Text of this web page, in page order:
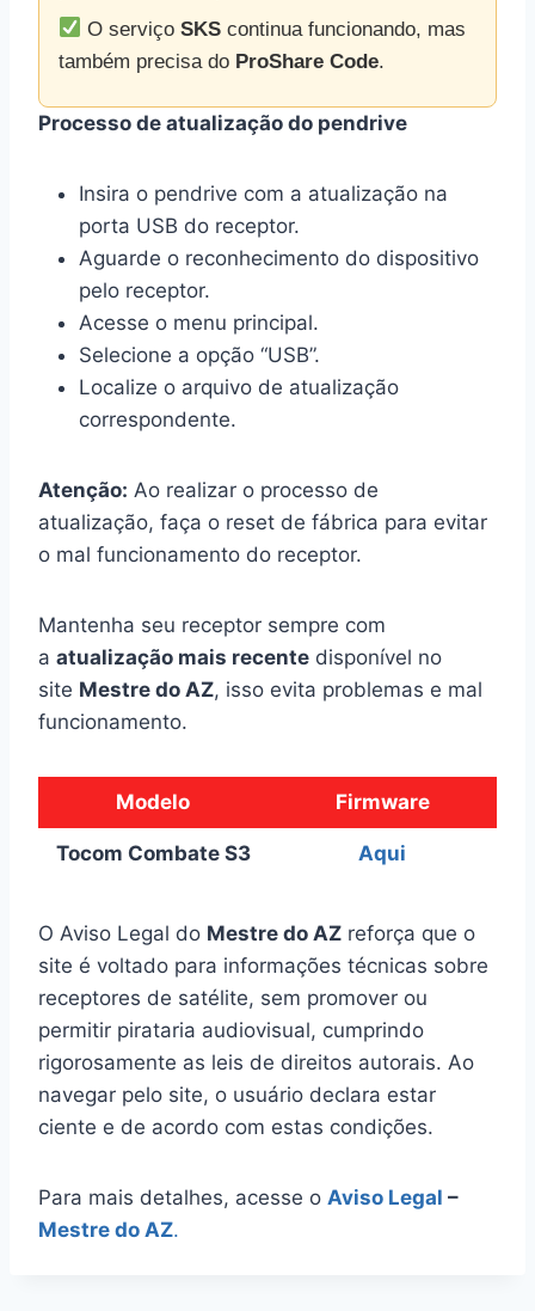
O serviçoSKS continua funcionando, mas
também precisa do ProShare Code.
Processo de atualização do pendrive
Insira o pendrive com a atualização na
porta USB do receptor.
Aguarde o reconhecimento do dispositivo
pelo receptor.
Acesse o menu principal.
Selecione a opção “USB”.
Localize o arquivo de atualização
correspondente.
Atenção: Ao realizar o processo de
atualização, faça o reset de fábrica para evitar
o mal funcionamento do receptor.
Mantenha seu receptor sempre com
a atualização mais recente disponível no
site Mestre do AZ, isso evita problemas e mal
funcionamento.
Modelo Firmware
Tocom Combate S3 Aqui
O Aviso Legal do Mestre do AZ reforça que o
site é voltado para informações técnicas sobre
receptores de satélite, sem promover ou
permitir pirataria audiovisual, cumprindo
rigorosamente as leis de direitos autorais. Ao
navegar pelo site, o usuário declara estar
ciente e de acordo com estas condições.
Para mais detalhes, acesse o Aviso Legal –
Mestre do AZ.